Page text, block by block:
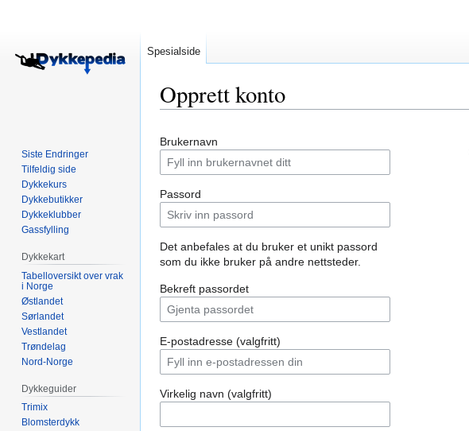
Opprett konto
til
navigering
til
søk
Brukernavn
Passord
Det anbefales at du bruker et unikt passord
som du ikke bruker på andre nettsteder.
Bekreft passordet
E-postadresse (valgfritt)
Virkelig navn (valgfritt)
Spesialside
Siste Endringer
Tilfeldig side
Dykkekurs
Dykkebutikker
Dykkeklubber
Gassfylling
Dykkekart
Tabelloversikt over vrak
i Norge
Østlandet
Sørlandet
Vestlandet
Trøndelag
Nord-Norge
Dykkeguider
Trimix
Blomsterdykk